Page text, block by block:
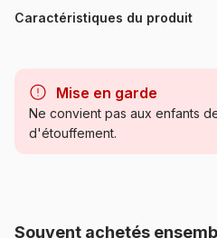
Caractéristiques du produit
Catégorie
Mise en garde
Ne convient pas aux enfants
d'étouffement.
Souvent achetés